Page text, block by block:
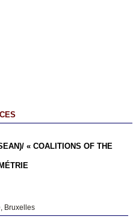
« COALITIONS OF THE
Bruxelles